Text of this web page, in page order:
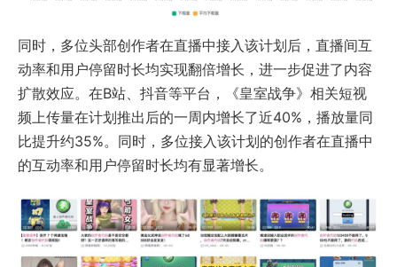
同时，多位头部创作者在直播中接入该计划后，直播间互
动率和用户停留时长均实现翻倍增长，进一步促进了内容
扩散效应。在B站、抖音等平台，《皇室战争》相关短视
频上传量在计划推出后的一周内增长了近40%，播放量同
比提升约35%。同时，多位接入该计划的创作者在直播中
的互动率和用户停留时长均有显著增长。